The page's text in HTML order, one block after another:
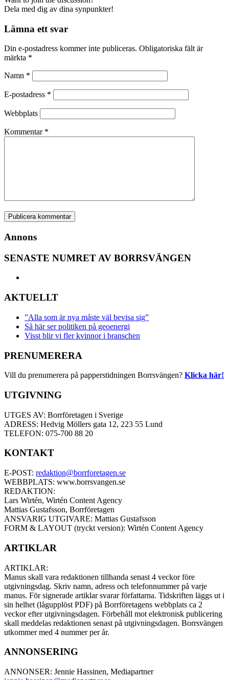
Dela med dig av dina synpunkter!
Lämna ett svar
Din e-postadress kommer inte publiceras. Obligatoriska fält är
märkta *
Namn *
E-postadress *
Webbplats
Kommentar *
Annons
SENASTE NUMRET AV BORRSVÄNGEN
AKTUELLT
”Alla som är nya måste väl bevisa sig”
Så här ser politiken på geoenergi
Visst blir vi fler kvinnor i branschen
PRENUMERERA
Vill du prenumerera på papperstidningen Borrsvängen? Klicka här!
UTGIVNING
UTGES AV: Borrföretagen i Sverige
ADRESS: Hedvig Möllers gata 12, 223 55 Lund
TELEFON: 075-700 88 20
KONTAKT
E-POST: redaktion@borrforetagen.se
WEBBPLATS: www.borrsvangen.se
REDAKTION:
Lars Wirtén, Wirtén Content Agency
Mattias Gustafsson, Borrföretagen
ANSVARIG UTGIVARE: Mattias Gustafsson
FORM & LAYOUT (tryckt version): Wirtén Content Agency
ARTIKLAR
ARTIKLAR:
Manus skall vara redaktionen tillhanda senast 4 veckor före
utgivningsdag. Skriv namn, adress och telefonnummer på varje
manus. För signerade artiklar svarar författarna. Tidskriften läggs ut i
sin helhet (lågupplöst PDF) på Borrföretagens webbplats ca 2
veckor efter utgivningsdagen. Förbehåll mot elektronisk publicering
skall meddelas redaktionen senast på utgivningsdagen. Borrsvängen
utkommer med 4 nummer per år.
ANNONSERING
ANNONSER: Jennie Hassinen, Mediapartner